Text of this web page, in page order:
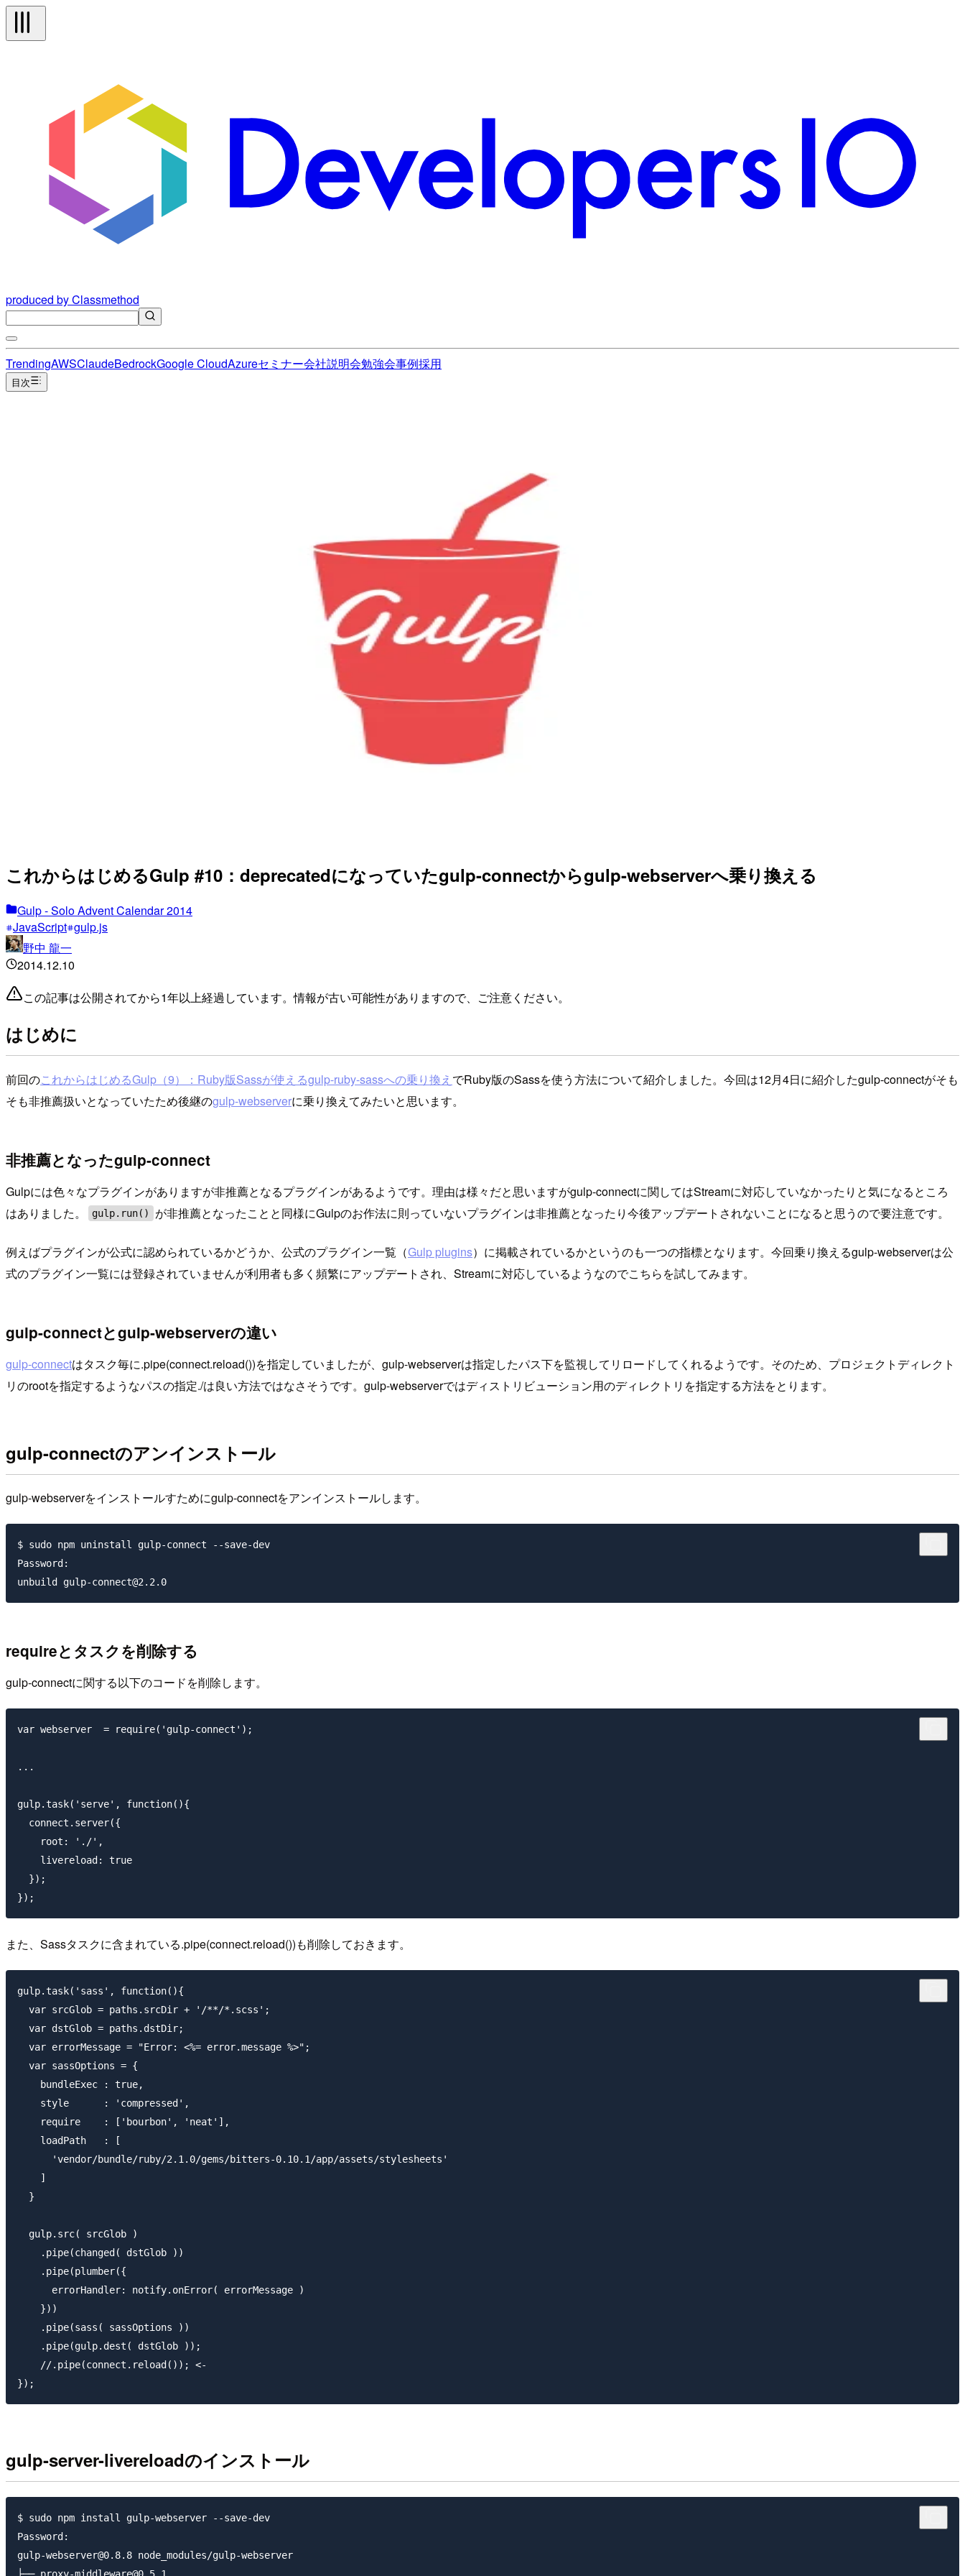
produced by Classmethod
TrendingAWSClaudeBedrockGoogle CloudAzureセミナー会社説明会勉強会事例採用
目次
これからはじめるGulp #10：deprecatedになっていたgulp-connectからgulp-webserverへ乗り換える
Gulp - Solo Advent Calendar 2014
JavaScript gulp.js
野中 龍一
2014.12.10
この記事は公開されてから1年以上経過しています。情報が古い可能性がありますので、ご注意ください。
はじめに
前回のこれからはじめるGulp（9）：Ruby版Sassが使えるgulp-ruby-sassへの乗り換え でRuby版のSassを使う方法について紹介しました。今回は12月4日に紹介したgulp-connectがそも
そも非推薦扱いとなっていたため後継のgulp-webserverに乗り換えてみたいと思います。
非推薦となったgulp-connect
Gulpには色々なプラグインがありますが非推薦となるプラグインがあるようです。理由は様々だと思いますがgulp-connectに関してはStreamに対応していなかったりと気になるところ
はありました。
gulp.run() が非推薦となったことと同様にGulpのお作法に則っていないプラグインは非推薦となったり今後アップデートされないことになると思うので要注意です。
例えばプラグインが公式に認められているかどうか、公式のプラグイン一覧（Gulp plugins）に掲載されているかというのも一つの指標となります。今回乗り換えるgulp-webserverは公
式のプラグイン一覧には登録されていませんが利用者も多く頻繁にアップデートされ、Streamに対応しているようなのでこちらを試してみます。
gulp-connectとgulp-webserverの違い
gulp-connectはタスク毎に.pipe(connect.reload())を指定していましたが、gulp-webserverは指定したパス下を監視してリロードしてくれるようです。そのため、プロジェクトディレクト
リのrootを指定するようなパスの指定./は良い方法ではなさそうです。gulp-webserverではディストリビューション用のディレクトリを指定する方法をとります。
gulp-connectのアンインストール
gulp-webserverをインストールすためにgulp-connectをアンインストールします。
$ sudo npm uninstall gulp-connect --save-dev
Password:
requireとタスクを削除する
gulp-connectに関する以下のコードを削除します。
var webserver  = require('gulp-connect');
...
gulp.task('serve', function(){
  connect.server({
    root: './',
    livereload: true
  });
また、Sassタスクに含まれている.pipe(connect.reload())も削除しておきます。
gulp.task('sass', function(){
  var srcGlob = paths.srcDir + '/**/*.scss';
  var dstGlob = paths.dstDir;
  var errorMessage = "Error: <%= error.message %>";
  var sassOptions = {
    bundleExec : true,
    style      : 'compressed',
    require    : ['bourbon', 'neat'],
    loadPath   : [
      'vendor/bundle/ruby/2.1.0/gems/bitters-0.10.1/app/assets/stylesheets'
    ]
  }
  gulp.src( srcGlob )
    .pipe(changed( dstGlob ))
    .pipe(plumber({
      errorHandler: notify.onError( errorMessage )
    }))
    .pipe(sass( sassOptions ))
    .pipe(gulp.dest( dstGlob ));
    //.pipe(connect.reload()); <-
gulp-server-livereloadのインストール
$ sudo npm install gulp-webserver --save-dev
Password:
gulp-webserver@0.8.8 node_modules/gulp-webserver